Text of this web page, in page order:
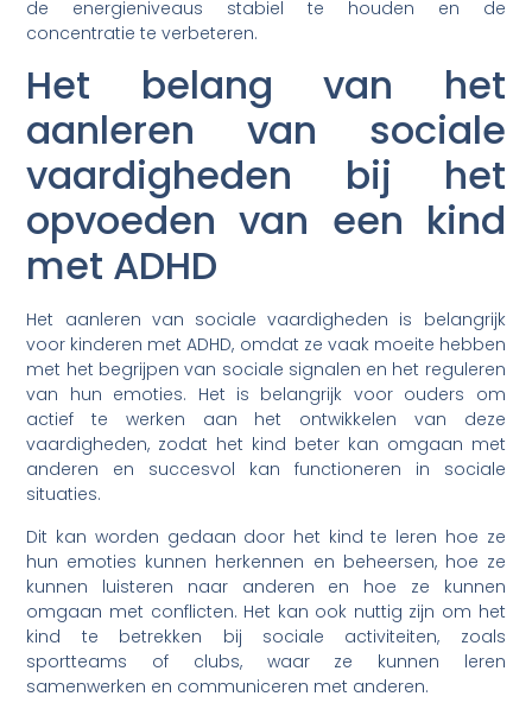
de energieniveaus stabiel te houden en de
concentratie te verbeteren.
Het belang van het
aanleren van sociale
vaardigheden bij het
opvoeden van een kind
met ADHD
Het aanleren van sociale vaardigheden is belangrijk
voor kinderen met ADHD, omdat ze vaak moeite hebben
met het begrijpen van sociale signalen en het reguleren
van hun emoties. Het is belangrijk voor ouders om
actief te werken aan het ontwikkelen van deze
vaardigheden, zodat het kind beter kan omgaan met
anderen en succesvol kan functioneren in sociale
situaties.
Dit kan worden gedaan door het kind te leren hoe ze
hun emoties kunnen herkennen en beheersen, hoe ze
kunnen luisteren naar anderen en hoe ze kunnen
omgaan met conflicten. Het kan ook nuttig zijn om het
kind te betrekken bij sociale activiteiten, zoals
sportteams of clubs, waar ze kunnen leren
samenwerken en communiceren met anderen.